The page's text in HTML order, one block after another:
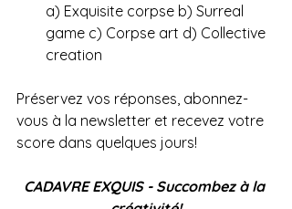
a) Exquisite corpse b) Surreal
game c) Corpse art d) Collective
creation
Préservez vos réponses, abonnez-
vous à la newsletter et recevez votre
score dans quelques jours!
CADAVRE EXQUIS - Succombez à la